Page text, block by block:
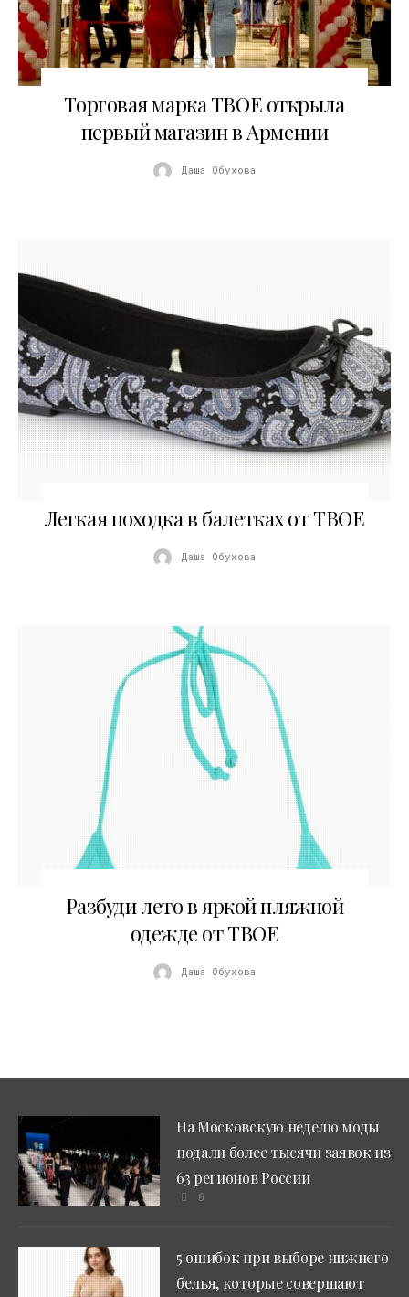
Торговая марка ТВОЕ открыла
первый магазин в Армении
Даша Обухова
Легкая походка в балетках от ТВОЕ
Даша Обухова
29.05.2017
Разбуди лето в яркой пляжной
одежде от ТВОЕ
Даша Обухова
На Московскую неделю моды
подали более тысячи заявок из
63 регионов России
0
5 ошибок при выборе нижнего
белья, которые совершают